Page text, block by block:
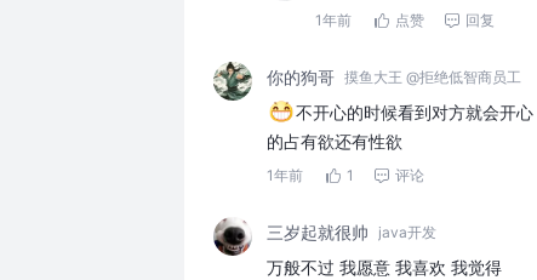
1年前 点赞 回复
你的狗哥 摸鱼大王 @拒绝低智商员工
不开心的时候看到对方就会开
的占有欲还有性欲
1年前 1 评论
三岁起就很帅 java开发
万般不过 我愿意 我喜欢 我觉得